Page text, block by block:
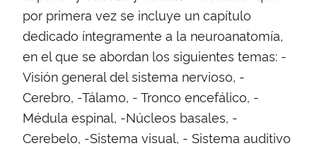
por primera vez se incluye un capítulo
dedicado íntegramente a la neuroanatomía,
en el que se abordan los siguientes temas: -
Visión general del sistema nervioso, -
Cerebro, -Tálamo, - Tronco encefálico, -
Médula espinal, -Núcleos basales, -
Cerebelo, -Sistema visual, - Sistema auditivo